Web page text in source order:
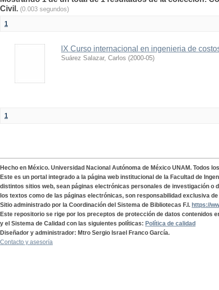
Civil. (0.003 segundos)
1
lX Curso internacional en ingenieria de
Suárez Salazar, Carlos (2000-05)
1
Hecho en México. Universidad Nacional Autónoma de México UNAM. Todos
Este es un portal integrado a la página web institucional de la Facultad de
distintos sitios web, sean páginas electrónicas personales de investigación o
los textos como de las páginas electrónicas, son responsabilidad exclusiva
Sitio administrado por la Coordinación del Sistema de Bibliotecas F.I. https://
Este repositorio se rige por los preceptos de protección de datos contenidos
y el Sistema de Calidad con las siguientes políticas: Política de calidad
Diseñador y administrador: Mtro Sergio Israel Franco García.
Contacto y asesoría